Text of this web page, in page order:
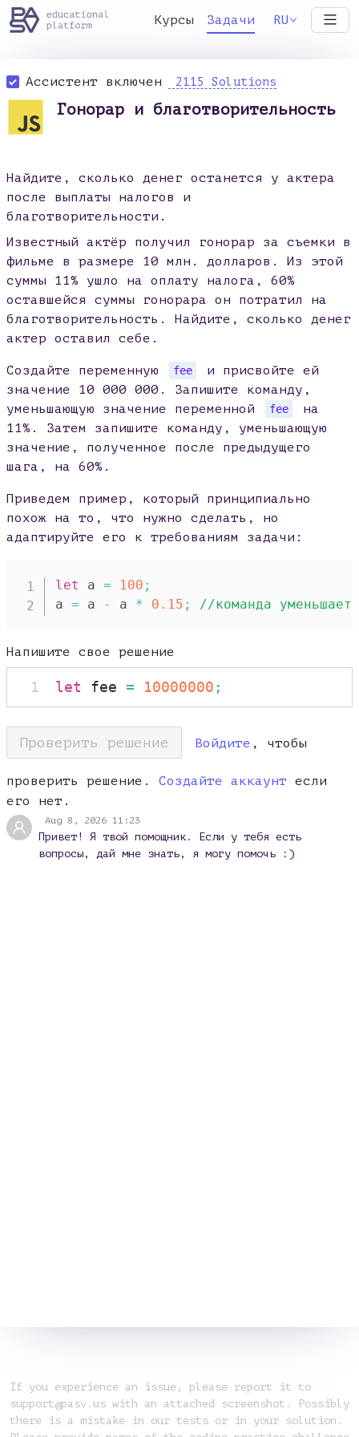
Курсы Задачи RU
Ассистент включен 2115 Solutions
Гонорар и благотворительность
Найдите, сколько денег останется у актера
после выплаты налогов и
благотворительности.
Известный актёр получил гонорар за съемки в
фильме в размере 10 млн. долларов. Из этой
суммы 11% ушло на оплату налога, 60%
оставшейся суммы гонорара он потратил на
благотворительность. Найдите, сколько денег
актер оставил себе.
Создайте переменную fee
и присвойте ей
значение 10 000 000. Запишите команду,
уменьшающую значение переменной
fee
на
11%. Затем запишите команду, уменьшающую
значение, полученное после предыдущего
шага, на 60%.
Приведем пример, который принципиально
похож на то, что нужно сделать, но
адаптируйте его к требованиям задачи:
let a = 100 ;
a = a - a * 0.15 ; //команда уменьшает
Напишите свое решение
1 let fee = 10000000 ;
Проверить решение Войдите , чтобы
проверить решение. Создайте аккаунт если
его нет.
Aug 8, 2026 11:23
Привет! Я твой помощник. Если у тебя есть
вопросы, дай мне знать, я могу помочь :)
If you experience an issue, please report it to
support@pasv.us with an attached screenshot. Possibly
there is a mistake in our tests or in your solution.